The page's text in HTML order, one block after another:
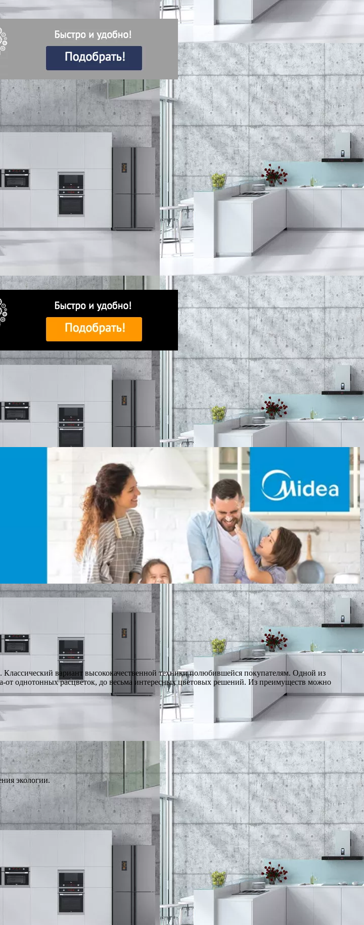
вариант высококачественной техники полюбившейся покупателям. Одной из
от однотонных расцветок, до весьма интересных цветовых решений. Из преимуществ можно
экологии.